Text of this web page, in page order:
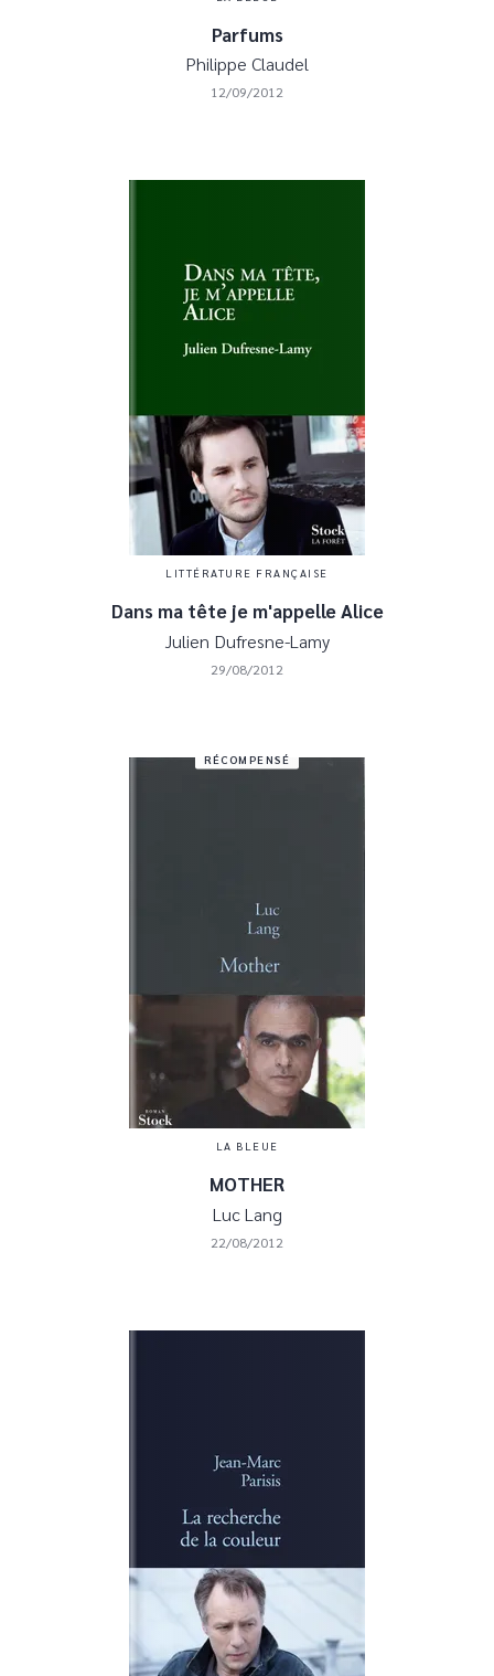
Parfums
Philippe Claudel
12/09/2012
LITTÉRATURE FRANÇAISE
Dans ma tête je m'appelle Alice
Julien Dufresne-Lamy
29/08/2012
RÉCOMPENSÉ
LA BLEUE
MOTHER
Luc Lang
22/08/2012